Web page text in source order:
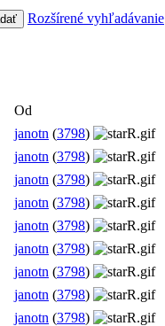
Rozšírené vyhľadávanie
Od
janotn (3798)
janotn (3798)
janotn (3798)
janotn (3798)
janotn (3798)
janotn (3798)
janotn (3798)
janotn (3798)
janotn (3798)